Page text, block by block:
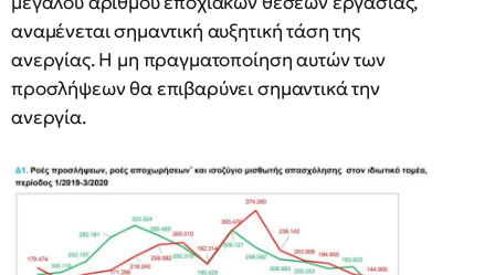
αναμένεται σημαντική αυξητική τάση της
ανεργίας. Η μη πραγματοποίηση αυτών των
προσλήψεων θα επιβαρύνει σημαντικά την
ανεργία.